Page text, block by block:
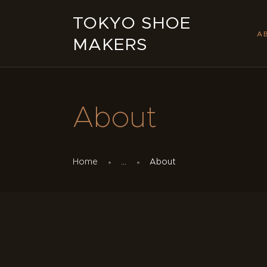
TOKYO SHOE
MAKERS
About
Home About